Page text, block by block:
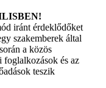
iránt érdeklődőket
szakemberek által
a közös
foglalkozások és az
teszik